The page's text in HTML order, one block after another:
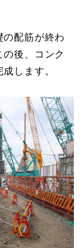
配筋が終わ
後、コンク
します。